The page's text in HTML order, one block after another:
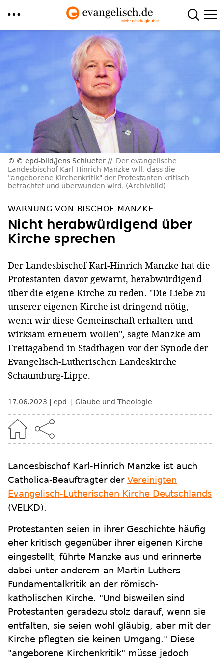
Direkt
© epd-bild/Jens Schlueter
Der evangelische
Landesbischof Karl-Hinrich Manzke will, dass die
"angeborene Kirchenkritik" der Protestanten kritisch
betrachtet und überwunden wird. (Archivbild)
WARNUNG VON BISCHOF MANZKE
Nicht herabwürdigend über
Kirche sprechen
Der Landesbischof Karl-Hinrich Manzke hat die
Protestanten davor gewarnt, herabwürdigend
über die eigene Kirche zu reden. "Die Liebe zu
unserer eigenen Kirche ist dringend nötig,
wenn wir diese Gemeinschaft erhalten und
wirksam erneuern wollen", sagte Manzke am
Freitagabend in Stadthagen vor der Synode der
Evangelisch-Lutherischen Landeskirche
Schaumburg-Lippe.
17.06.2023 epd Glaube und Theologie
Landesbischof Karl-Hinrich Manzke ist auch
Catholica-Beauftragter der Vereinigten
Evangelisch-Lutherischen Kirche Deutschlands
(VELKD).
Protestanten seien in ihrer Geschichte häufig
eher kritisch gegenüber ihrer eigenen Kirche
eingestellt, führte Manzke aus und erinnerte
dabei unter anderem an Martin Luthers
Fundamentalkritik an der römisch-
katholischen Kirche. "Und bisweilen sind
Protestanten geradezu stolz darauf, wenn sie
entfalten, sie seien wohl gläubig, aber mit der
Kirche pflegten sie keinen Umgang." Diese
"angeborene Kirchenkritik" müsse jedoch